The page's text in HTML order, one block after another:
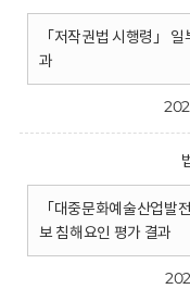
「저작권법 시행령」
과
「대중문화예술산업발
보 침해요인 평가 결과